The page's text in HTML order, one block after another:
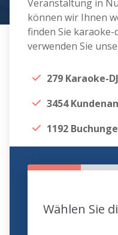
Veranstaltung in
können wir Ihnen
finden Sie
verwenden Sie
279 Karaoke-
3454
1192
Wählen Sie